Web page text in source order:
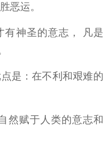
恶运。
有神圣的意志， 凡是
是：在不利和艰难的
然赋于人类的意志和